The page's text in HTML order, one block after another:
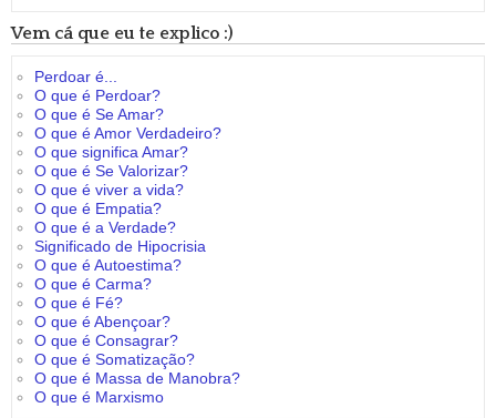
Vem cá que eu te explico :)
Perdoar é...
O que é Perdoar?
O que é Se Amar?
O que é Amor Verdadeiro?
O que significa Amar?
O que é Se Valorizar?
O que é viver a vida?
O que é Empatia?
O que é a Verdade?
Significado de Hipocrisia
O que é Autoestima?
O que é Carma?
O que é Fé?
O que é Abençoar?
O que é Consagrar?
O que é Somatização?
O que é Massa de Manobra?
O que é Marxismo